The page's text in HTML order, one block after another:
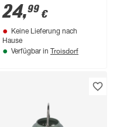
warmweiß IP 44 Ø
20 x 32 cm
24,99 €
Keine Lieferung nach
Hause
Verfügbar in Troisdorf